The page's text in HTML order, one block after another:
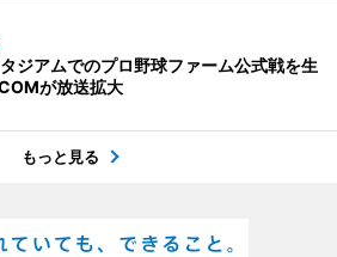
ジアムでのプロ野球ファーム公式戦を生
が放送拡大
もっと見る